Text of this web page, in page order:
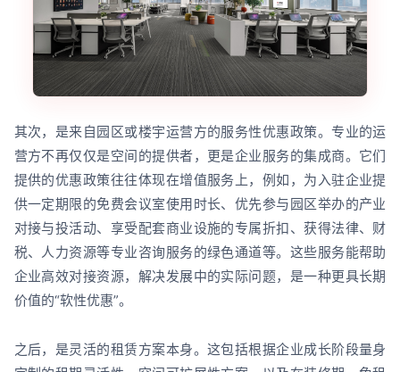
其次，是来自园区或楼宇运营方的服务性优惠政策。专业的运
营方不再仅仅是空间的提供者，更是企业服务的集成商。它们
提供的优惠政策往往体现在增值服务上，例如，为入驻企业提
供一定期限的免费会议室使用时长、优先参与园区举办的产业
对接与投活动、享受配套商业设施的专属折扣、获得法律、财
税、人力资源等专业咨询服务的绿色通道等。这些服务能帮助
企业高效对接资源，解决发展中的实际问题，是一种更具长期
价值的“软性优惠”。
之后，是灵活的租赁方案本身。这包括根据企业成长阶段量身